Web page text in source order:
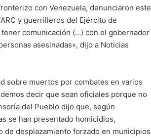
con Venezuela, denunciaron este
y guerrilleros del Ejército de
comunicación (…) con el gobernador
asesinadas», dijo a Noticias
sobre muertos por combates en varios
decir que sean oficiales porque no
del Pueblo dijo que, según
se han presentado homicidios,
de desplazamiento forzado en municipios